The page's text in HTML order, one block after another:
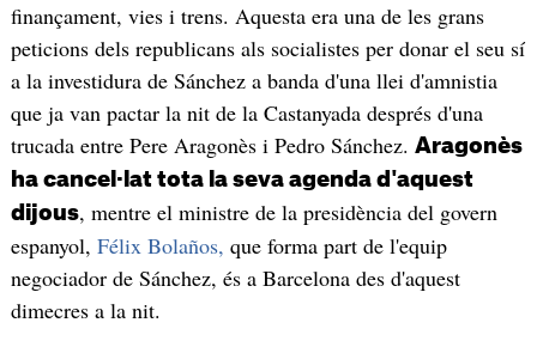
finançament, vies i trens. Aquesta era una de les grans
peticions dels republicans als socialistes per donar el seu sí
a la investidura de Sánchez a banda d'una llei d'amnistia
que ja van pactar la nit de la Castanyada després d'una
trucada entre Pere Aragonès i Pedro Sánchez. Aragonès
ha cancel·lat tota la seva agenda d'aquest
dijous, mentre el ministre de la presidència del govern
espanyol, Félix Bolaños, que forma part de l'equip
negociador de Sánchez, és a Barcelona des d'aquest
dimecres a la nit.